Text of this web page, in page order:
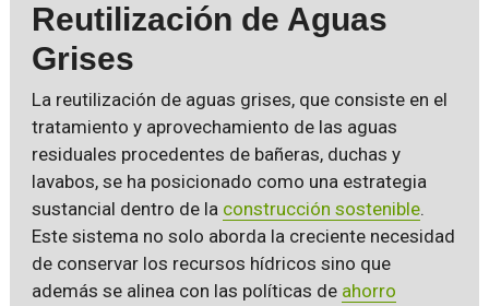
Reutilización de Aguas
Grises
La reutilización de aguas grises, que consiste en el
tratamiento y aprovechamiento de las aguas
residuales procedentes de bañeras, duchas y
lavabos, se ha posicionado como una estrategia
sustancial dentro de la construcción sostenible.
Este sistema no solo aborda la creciente necesidad
de conservar los recursos hídricos sino que
además se alinea con las políticas de ahorro